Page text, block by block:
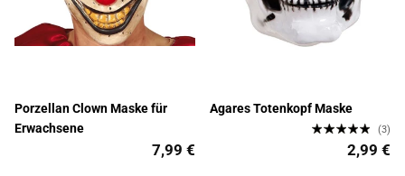
Porzellan Clown Maske für
Erwachsene
7,99 €
Agares Totenkopf Maske
(3)
2,99 €